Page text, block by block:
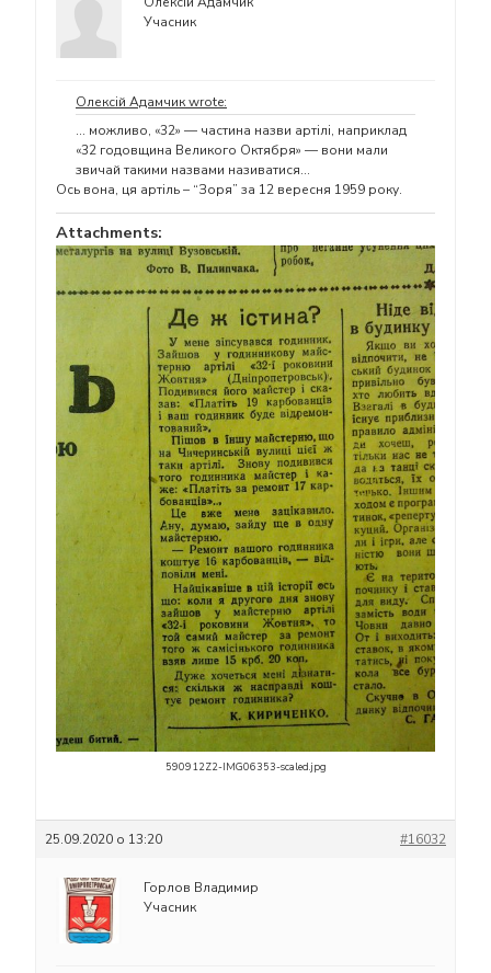
Учасник
Олексій Адамчик wrote:
… можливо, «32» — частина назви артілі, наприклад
«32 годовщина Великого Октября» — вони мали
звичай такими назвами називатися…
Ось вона, ця артіль – “Зоря” за 12 вересня 1959 року.
Attachments:
590912Z2-IMG06353-scaled.jpg
25.09.2020 о 13:20 #16032
Горлов Владимир
Учасник